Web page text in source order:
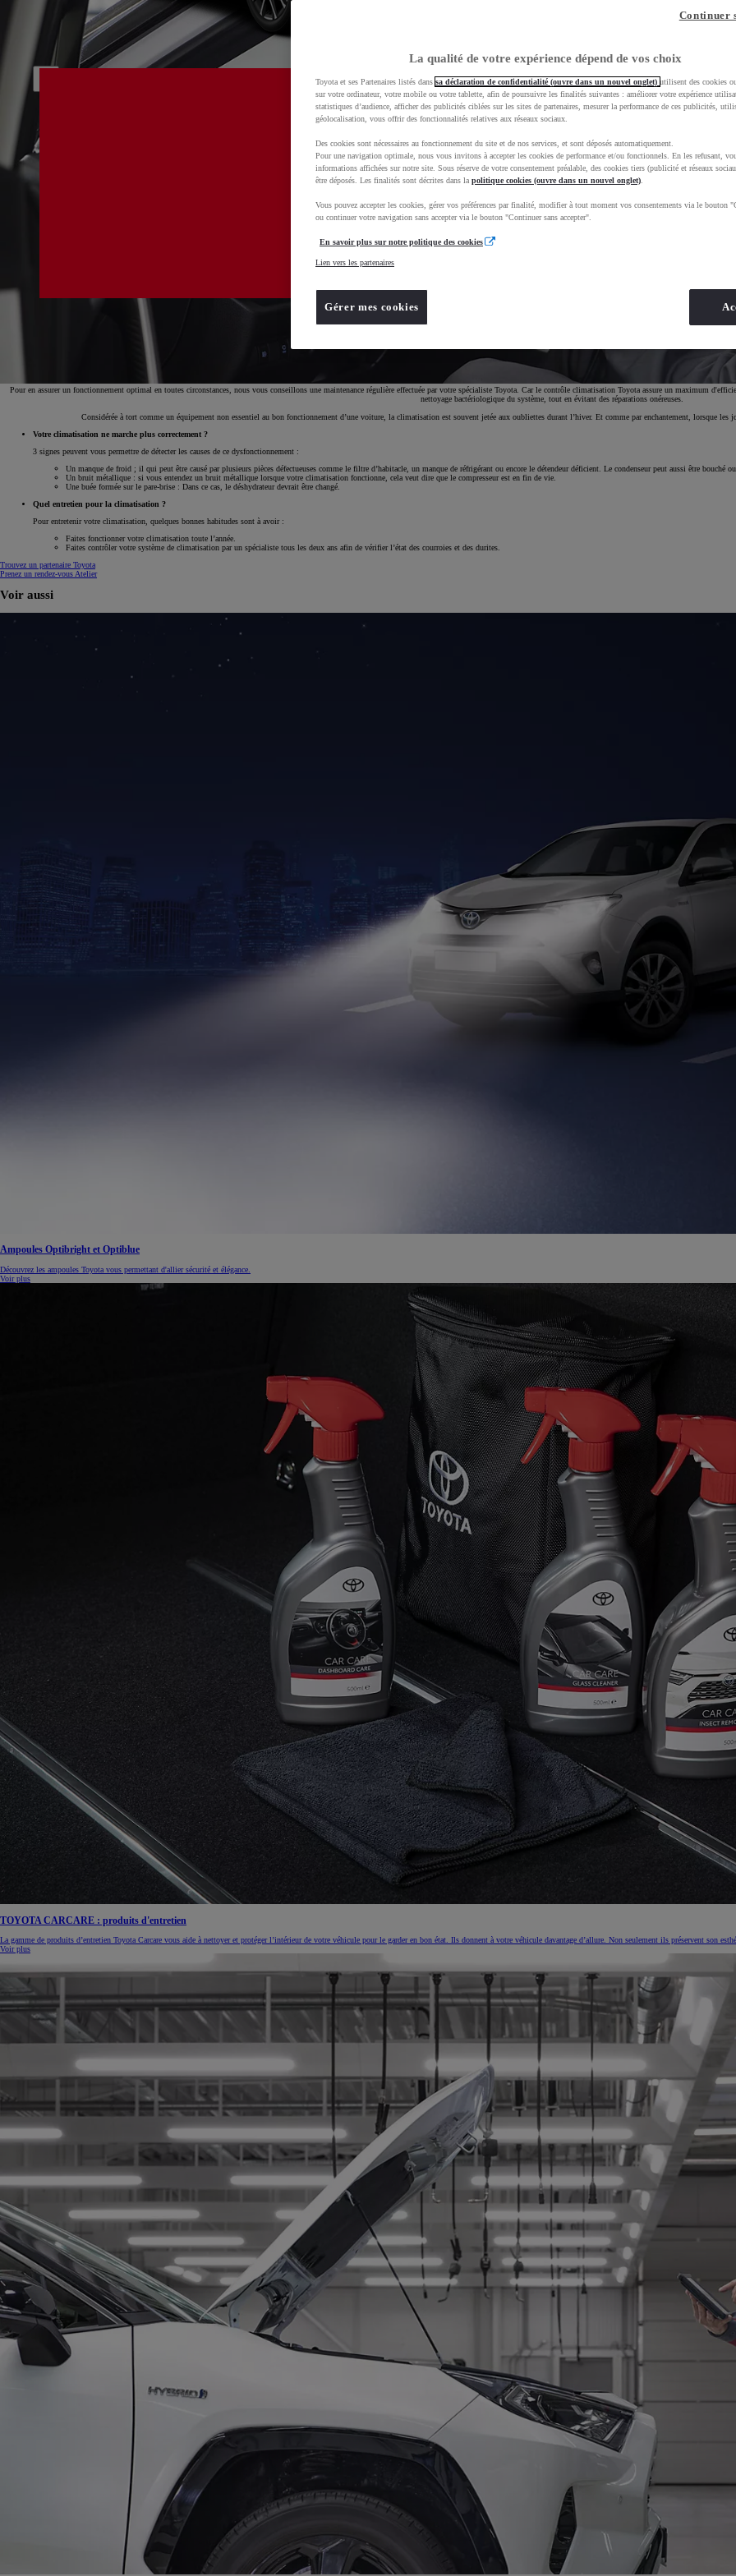
Pour en assurer un fonctionnement optimal en toutes circonstances, nous vous conseillons une maintenance régulière effectuée par votre spécialiste Toyota. Car le contrôle climatisation Toyota assure un maximum
nettoyage bactériologique du système, tout en évitant des réparations onéreuses.
Considérée à tort comme un équipement non essentiel au bon fonctionnement d’une voiture, la climatisation est souvent jetée aux oubliettes durant l’hiver. Et comme par enchantement, lorsque
Votre climatisation ne marche plus correctement ?
3 signes peuvent vous permettre de détecter les causes de ce dysfonctionnement :
Un manque de froid ; il qui peut être causé par plusieurs pièces défectueuses comme le filtre d’habitacle, un manque de réfrigérant ou encore le détendeur déficient. Le condenseur peut aussi être bouché
Un bruit métallique : si vous entendez un bruit métallique lorsque votre climatisation fonctionne, cela veut dire que le compresseur est en fin de vie.
Une buée formée sur le pare-brise : Dans ce cas, le déshydrateur devrait être changé.
Quel entretien pour la climatisation ?
Pour entretenir votre climatisation, quelques bonnes habitudes sont à avoir :
Faites fonctionner votre climatisation toute l’année.
Faites contrôler votre système de climatisation par un spécialiste tous les deux ans afin de vérifier l’état des courroies et des durites.
Trouvez un partenaire Toyota
Prenez un rendez-vous Atelier
Voir aussi
Ampoules Optibright et Optiblue
Découvrez les ampoules Toyota vous permettant d'allier sécurité et élégance.
Voir plus
TOYOTA CARCARE : produits d'entretien
La gamme de produits d’entretien Toyota Carcare vous aide à nettoyer et protéger l’intérieur de votre véhicule pour le garder en bon état. Ils donnent à votre véhicule davantage d’allure. Non seulement ils préservent son
Voir plus
La qualité de votre expérience dépend de vos choix
Toyota et ses Partenaires listés dans sa déclaration de confidentialité (ouvre dans un nouvel onglet) utilisent des cookies
sur votre ordinateur, votre mobile ou votre tablette, afin de poursuivre les finalités suivantes : améliorer votre expérience
statistiques d’audience, afficher des publicités ciblées sur les sites de partenaires, mesurer la performance de ces publicités,
géolocalisation, vous offrir des fonctionnalités relatives aux réseaux sociaux.
Des cookies sont nécessaires au fonctionnement du site et de nos services, et sont déposés automatiquement.
Pour une navigation optimale, nous vous invitons à accepter les cookies de performance et/ou fonctionnels. En les refusant,
informations affichées sur notre site. Sous réserve de votre consentement préalable, des cookies tiers (publicité et réseaux
être déposés. Les finalités sont décrites dans la politique cookies (ouvre dans un nouvel onglet)
Vous pouvez accepter les cookies, gérer vos préférences par finalité, modifier à tout moment vos consentements via le bouton
ou continuer votre navigation sans accepter via le bouton "Continuer sans accepter".
En savoir plus sur notre politique des cookies
Lien vers les partenaires
Gérer mes cookies
Continuer